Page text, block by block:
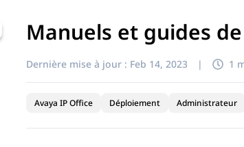
par titre
Manuels et guides
Dernière mise à jour : Feb 14, 2023 | 1
Avaya IP Office Déploiement Administrateur